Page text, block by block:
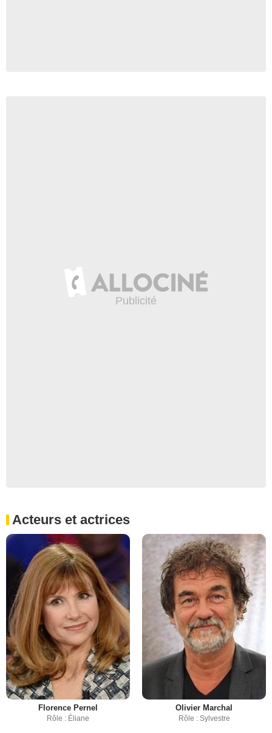
Acteurs et actrices
Florence Pernel
Rôle : Éliane
Olivier Marchal
Rôle : Sylvestre